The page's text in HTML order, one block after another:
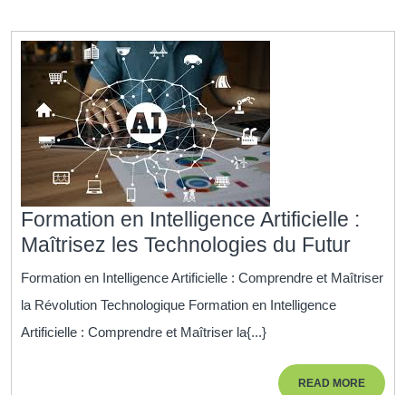
votre
Formation en Intelligence Artificielle :
Maîtrisez les Technologies du Futur
en
Formation en Intelligence Artificielle : Comprendre et Maîtriser
la Révolution Technologique Formation en Intelligence
Artificielle : Comprendre et Maîtriser la{...}
READ MOREREAD